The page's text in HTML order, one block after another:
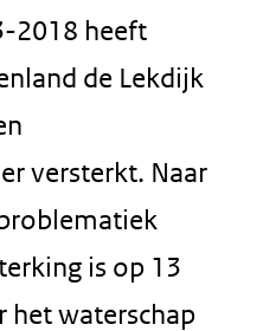
2018 heeft
de Lekdijk
versterkt. Naar
is op 13
het waterschap